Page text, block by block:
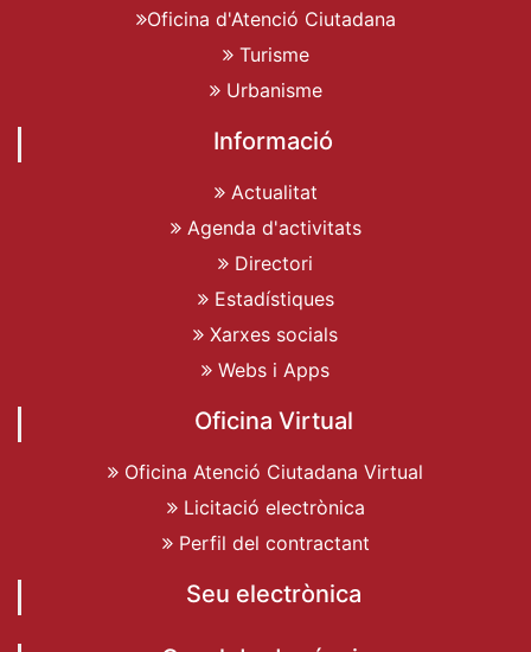
Oficina d'Atenció Ciutadana
Turisme
Urbanisme
Informació
Actualitat
Agenda d'activitats
Directori
Estadístiques
Xarxes socials
Webs i Apps
Oficina Virtual
Oficina Atenció Ciutadana Virtual
Licitació electrònica
Perfil del contractant
Seu electrònica